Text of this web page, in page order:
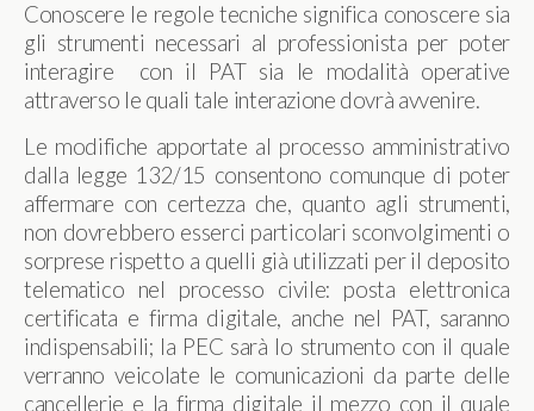
Conoscere le regole tecniche significa conoscere sia
gli strumenti necessari al professionista per poter
interagire con il PAT sia le modalità operative
attraverso le quali tale interazione dovrà avvenire.
Le modifiche apportate al processo amministrativo
dalla legge 132/15 consentono comunque di poter
affermare con certezza che, quanto agli strumenti,
non dovrebbero esserci particolari sconvolgimenti o
sorprese rispetto a quelli già utilizzati per il deposito
telematico nel processo civile: posta elettronica
certificata e firma digitale, anche nel PAT, saranno
indispensabili; la PEC sarà lo strumento con il quale
verranno veicolate le comunicazioni da parte delle
cancellerie e la firma digitale il mezzo con il quale